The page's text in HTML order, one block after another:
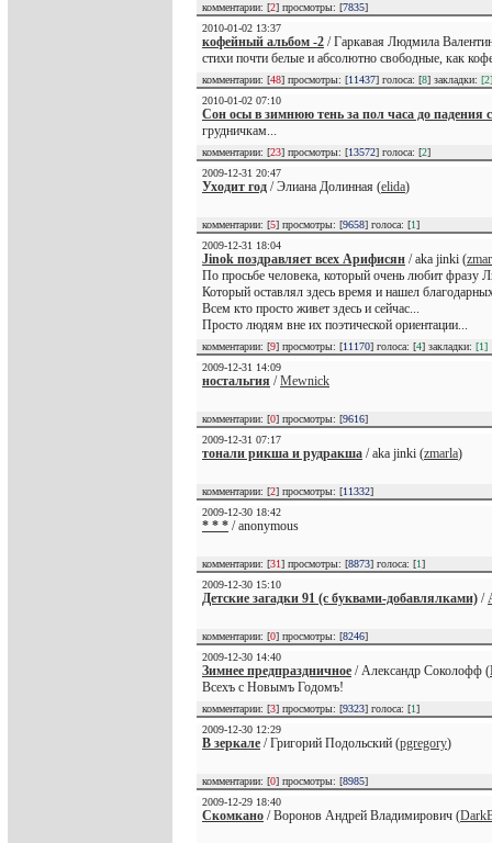
комментарии: [2] просмотры: [7835]
2010-01-02 13:37
кофейный альбом -2 / Гаркавая Людмила
стихи почти белые и абсолютно свободные, как
комментарии: [48] просмотры: [11437] голоса: [8] закладки: [2]
2010-01-02 07:10
Сон осы в зимнюю тень за пол часа до падения
грудничкам...
комментарии: [23] просмотры: [13572] голоса: [2]
2009-12-31 20:47
Уходит год / Элиана Долинная (elida)
комментарии: [5] просмотры: [9658] голоса: [1]
2009-12-31 18:04
Jinok поздравляет всех Арифисян / аka jinki (
По просьбе человека, который очень любит фразу
Который оставлял здесь время и нашел
Всем кто просто живет здесь и сейчас...
Просто людям вне их поэтической ориентации...
комментарии: [9] просмотры: [11170] голоса: [4] закладки: [1]
2009-12-31 14:09
ностальгия /Mewnick
комментарии: [0] просмотры: [9616]
2009-12-31 07:17
тонали рикша и рудракша / аka jinki (zmarla)
комментарии: [2] просмотры: [11332]
2009-12-30 18:42
* * * / anonymous
комментарии: [31] просмотры: [8873] голоса: [1]
2009-12-30 15:10
Детские загадки 91 (с буквами-добавлялками) /
комментарии: [0] просмотры: [8246]
2009-12-30 14:40
Зимнее предпраздничное / Александр Соколофф (
Всехъ с Новымъ Годомъ!
комментарии: [3] просмотры: [9323] голоса: [1]
2009-12-30 12:29
В зеркале / Григорий Подольский (pgregory)
комментарии: [0] просмотры: [8985]
2009-12-29 18:40
Скомкано / Воронов Андрей Владимирович (